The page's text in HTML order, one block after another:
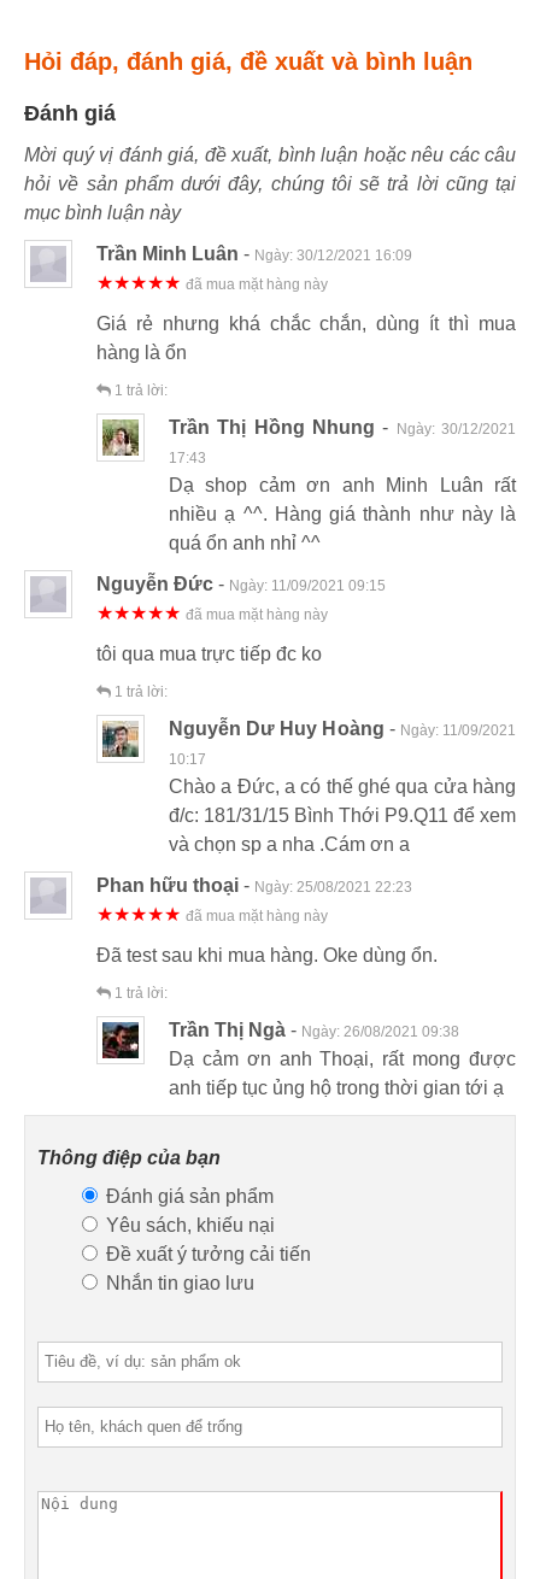
Hỏi đáp, đánh giá, đề xuất và bình luận
Đánh giá
Mời quý vị đánh giá, đề xuất, bình luận hoặc nêu các câu
hỏi về sản phẩm dưới đây, chúng tôi sẽ trả lời cũng tại
mục bình luận này
Trần Minh Luân - Ngày: 30/12/2021 16:09
★★★★★ đã mua mặt hàng này
Giá rẻ nhưng khá chắc chắn, dùng ít thì mua
hàng là ổn
1 trả lời:
Trần Thị Hồng Nhung - Ngày:30/12/2021
17:43
Dạ shop cảm ơn anh Minh Luân rất
nhiều ạ ^^. Hàng giá thành như này là
quá ổn anh nhỉ ^^
Nguyễn Đức - Ngày: 11/09/2021 09:15
★★★★★ đã mua mặt hàng này
tôi qua mua trực tiếp đc ko
1 trả lời:
Nguyễn Dư Huy Hoàng - Ngày: 11/09/2021
10:17
Chào a Đức, a có thế ghé qua cửa hàng
đ/c: 181/31/15 Bình Thới P9.Q11 để xem
và chọn sp a nha .Cám ơn a
Phan hữu thoại - Ngày: 25/08/2021 22:23
★★★★★ đã mua mặt hàng này
Đã test sau khi mua hàng. Oke dùng ổn.
1 trả lời:
Trần Thị Ngà - Ngày: 26/08/2021 09:38
Dạ cảm ơn anh Thoại, rất mong được
anh tiếp tục ủng hộ trong thời gian tới ạ
Thông điệp của bạn
Đánh giá sản phẩm
Yêu sách, khiếu nại
Đề xuất ý tưởng cải tiến
Nhắn tin giao lưu